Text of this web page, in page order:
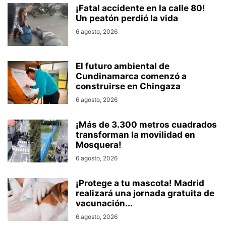
¡Fatal accidente en la calle 80!
Un peatón perdió la vida
6 agosto, 2026
El futuro ambiental de
Cundinamarca comenzó a
construirse en Chingaza
6 agosto, 2026
¡Más de 3.300 metros cuadrados
transforman la movilidad en
Mosquera!
6 agosto, 2026
¡Protege a tu mascota! Madrid
realizará una jornada gratuita de
vacunación...
6 agosto, 2026